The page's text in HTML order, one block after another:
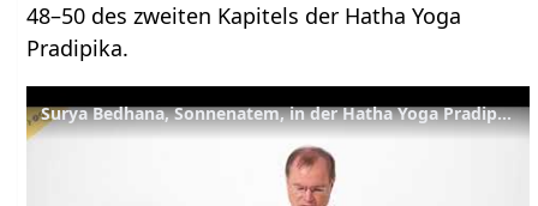
48–50 des zweiten Kapitels der Hatha Yoga
Pradipika.
Surya Bedhana, Sonnenatem, in der Hatha Yoga Pradipika – YVS439 – HYP Kap 2, Vers 48-50